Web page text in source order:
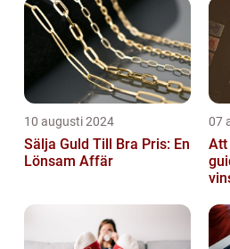
10 augusti 2024
Sälja Guld Till Bra Pris: En
Lönsam Affär
07
Att